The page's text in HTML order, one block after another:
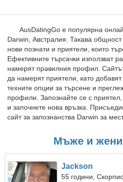
AusDatingGo е популярна
Darwin, Австралия. Такава
нови познати и приятели, които
Ефективните търсачки използват
намерят правилния профил.
да намерят приятели, като
техните опции за търсене и
профили. Запознайте се с
и започнете нова връзка.
сайт за запознанства Darwin за
Мъже и
Jackson
55 години,